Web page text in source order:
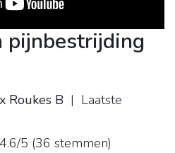
pijnbestrijding
Roukes B | Laatste
5 (36 stemmen)